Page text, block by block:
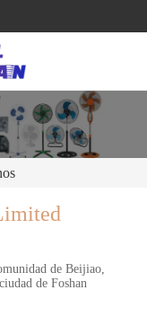
de Beijiao,
de Foshan